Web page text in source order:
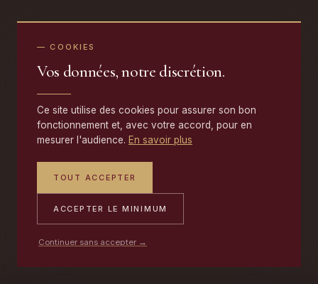
— COOKIES
Vos données, notre discrétion.
Ce site utilise des cookies pour assurer son bon
fonctionnement et, avec votre accord, pour en
mesurer l'audience. En savoir plus
TOUT ACCEPTER
ACCEPTER LE MINIMUM
Continuer sans accepter →